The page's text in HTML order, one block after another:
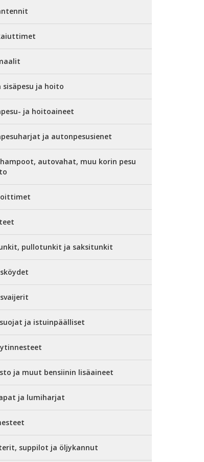
sisäpesu ja hoito
ja hoitoaineet
ja autonpesusienet
autovahat, muu korin pesu
pullotunkit ja saksitunkit
ja istuinpäälliset
ja muut bensiinin lisäaineet
ja lumiharjat
suppilot ja öljykannut